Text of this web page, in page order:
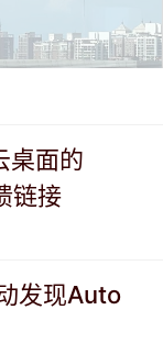
桌面的
链接
发现Auto